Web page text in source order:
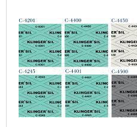
temperatura, com os
da kaelved obterá
benefício com
especializada.UM
SOBRE JUNTAS
TEMPERA...